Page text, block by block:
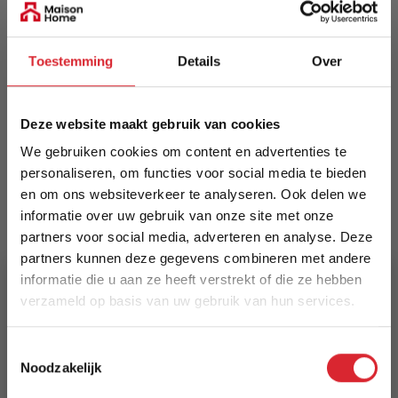
Toestemming Details Over
Deze website maakt gebruik van cookies
We gebruiken cookies om content en advertenties te
personaliseren, om functies voor social media te bieden
en om ons websiteverkeer te analyseren. Ook delen we
informatie over uw gebruik van onze site met onze
partners voor social media, adverteren en analyse. Deze
partners kunnen deze gegevens combineren met andere
informatie die u aan ze heeft verstrekt of die ze hebben
verzameld op basis van uw gebruik van hun services.
Noodzakelijk
Zwevend tv-meubel Bernie — stijlvol, modern en
vakken. Nederlands vervaardigd door The
Furnery. Wandmontage of staand mogelijk;
Gebruik pluggen/schroeven met minimaal
draagvermogen 100 kg.
Meer informatie
Merk
Dimehouse
EAN